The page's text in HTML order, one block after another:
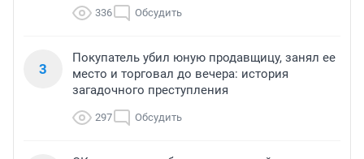
336 Обсудить
3
Покупатель убил юную продавщицу, занял ее
место и торговал до вечера: история
загадочного преступления
297 Обсудить